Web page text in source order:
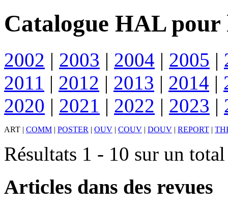
Catalogue HAL pour
2002 | 2003 | 2004 | 2005 |
2011 | 2012 | 2013 | 2014 |
2020 | 2021 | 2022 | 2023 |
ART | COMM | POSTER | OUV | COUV | DOUV | REPORT |
Résultats 1 - 10 sur un
Articles dans des revues